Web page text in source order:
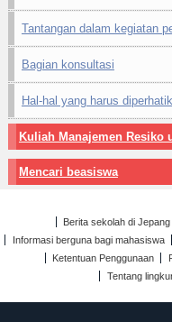
Tantangan dalam kegiatan
Bagian konsultasi
Hal-hal yang harus
Kuliah Manajemen Resiko
Mencari beasiswa
Berita sekolah di Jepang
Informasi berguna bagi mahasiswa
Ketentuan Penggunaan
Tentang